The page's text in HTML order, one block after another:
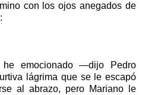
con los ojos anegados de
emocionado —dijo Pedro
lágrima que se le escapó
al abrazo, pero Mariano le